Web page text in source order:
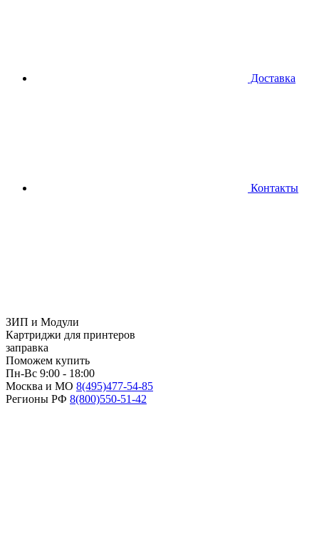
Доставка
Контакты
ЗИП и Модули
Картриджи для принтеров
заправка
Поможем купить
Пн-Вс 9:00 - 18:00
Москва и МО 8(495)477-54-85
Регионы РФ 8(800)550-51-42